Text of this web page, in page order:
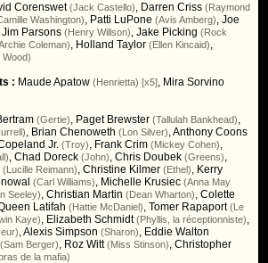
Corenswet (Jack Castello), Darren Criss (Raymond
Washington), Patti LuPone (Avis Amberg),Joe
Jim Parsons (Henry Willson),Jake Picking (Rock
Coleman), Holland Taylor (Ellen Kincaid),
Wood)
: Maude Apatow (Henrietta) [x5], Mira Sorvino
(Gertie), Paget Brewster (Tallulah Bankhead),
, Brian Chenoweth (Lon Silver),Anthony Coons
Jr. (Troy), Frank Crim (Mickey Cohen),
,Chad Doreck (John),Chris Doubek (Greens),
(Lucille Reimann),Christine Kilmer (Ethel), Kerry
(Carl Williams), Michelle Krusiec (Anna May
Seeley),Christian Martin (Dean Wharton),Colette
Latifah (Hattie McDaniel),Tomer Rapaport (Le
Kaye), Elizabeth Schmidt (Phyllis, la réceptionniste),
,Alexis Simpson (Sharon), Eddie Walton
(Sam Berger), Roz Witt (Miss Stinson),Christopher
de la mafia)